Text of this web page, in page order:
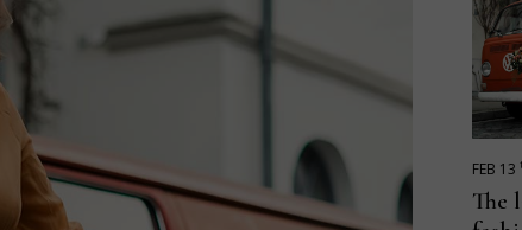
ART & FASHION MAGAZINE
LIFESTYLE MAGAZINE
LANDING
FEB 13
The